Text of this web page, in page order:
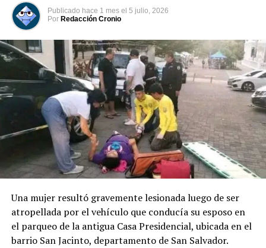
Publicado hace 1 mes el 5 julio, 2026
Por Redacción Cronio
Una mujer resultó gravemente lesionada luego de ser
atropellada por el vehículo que conducía su esposo en
el parqueo de la antigua Casa Presidencial, ubicada en el
barrio San Jacinto, departamento de San Salvador.